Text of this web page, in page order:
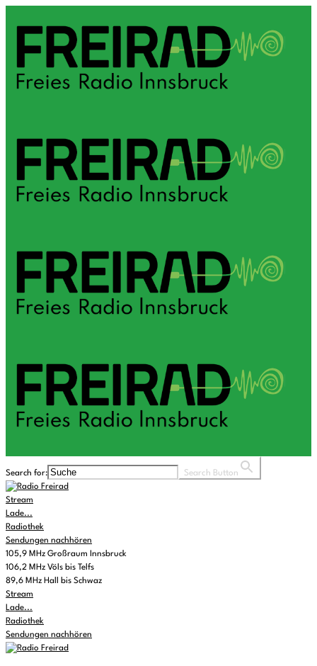
Search for: Search Button
Stream
Lade...
Radiothek
Sendungen nachhören
105,9 MHz Großraum Innsbruck
106,2 MHz Völs bis Telfs
89,6 MHz Hall bis Schwaz
Stream
Lade...
Radiothek
Sendungen nachhören